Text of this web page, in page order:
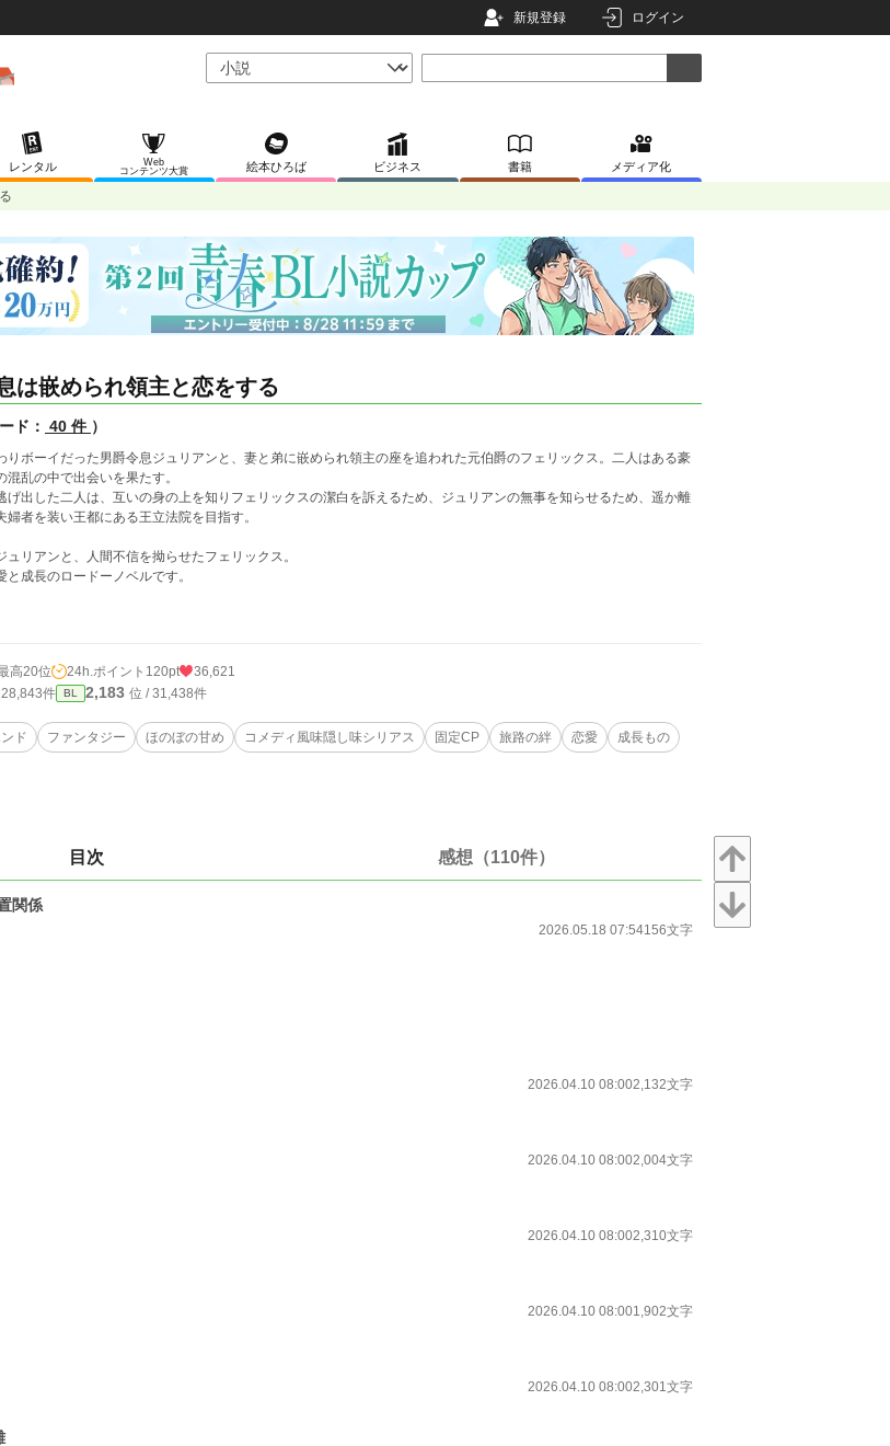
新規登録 ログイン
レンタル
Web
コンテンツ大賞
絵本ひろば ビジネス 書籍 メディア化
は嵌められ領主と恋をする
ド： 40 件 ）
りボーイだった男爵令息ジュリアンと、妻と弟に嵌められ領主の座を追われた元伯爵のフェリックス。二人はある豪
乱の中で出会いを果たす。
げ出した二人は、互いの身の上を知りフェリックスの潔白を訴えるため、ジュリアンの無事を知らせるため、遥か離
婦者を装い王都にある王立法院を目指す。
ュリアンと、人間不信を拗らせたフェリックス。
成長のロードーノベルです。
高20位 24h.ポイント 120pt 36,621
件 BL 2,183 位 / 31,438件
ド ファンタジー ほのぼの甘め コメディ風味隠し味シリアス 固定CP 旅路の絆 恋愛
成長もの
目次 感想（110件）
関係
2026.05.18 07:54156文字
2026.04.10 08:002,132文字
2026.04.10 08:002,004文字
2026.04.10 08:002,310文字
2026.04.10 08:001,902文字
2026.04.10 08:002,301文字